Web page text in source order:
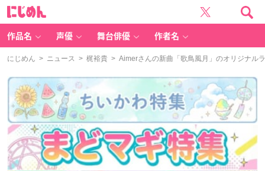
作品名 声優 舞台俳優 作者名
にじめん > ニュース > 梶裕貴 > Aimerさんの新曲「歌鳥風月」のオリジナル